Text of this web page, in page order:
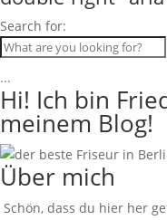
Search for:
...
Hi! Ich bin
meinem Blog!
Über mich
Schön, dass du hier her